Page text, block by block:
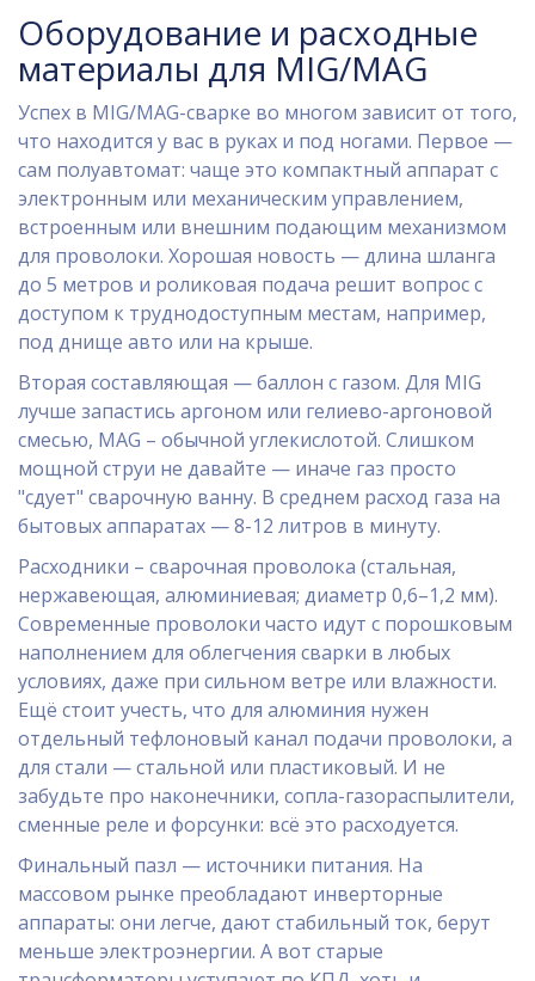
Оборудование и расходные
материалы для MIG/MAG
Успех в MIG/MAG-сварке во многом зависит от того,
что находится у вас в руках и под ногами. Первое —
сам полуавтомат: чаще это компактный аппарат с
электронным или механическим управлением,
встроенным или внешним подающим механизмом
для проволоки. Хорошая новость — длина шланга
до 5 метров и роликовая подача решит вопрос с
доступом к труднодоступным местам, например,
под днище авто или на крыше.
Вторая составляющая — баллон с газом. Для MIG
лучше запастись аргоном или гелиево-аргоновой
смесью, MAG – обычной углекислотой. Слишком
мощной струи не давайте — иначе газ просто
"сдует" сварочную ванну. В среднем расход газа на
бытовых аппаратах — 8-12 литров в минуту.
Расходники – сварочная проволока (стальная,
нержавеющая, алюминиевая; диаметр 0,6–1,2 мм).
Современные проволоки часто идут с порошковым
наполнением для облегчения сварки в любых
условиях, даже при сильном ветре или влажности.
Ещё стоит учесть, что для алюминия нужен
отдельный тефлоновый канал подачи проволоки, а
для стали — стальной или пластиковый. И не
забудьте про наконечники, сопла-газораспылители,
сменные реле и форсунки: всё это расходуется.
Финальный пазл — источники питания. На
массовом рынке преобладают инверторные
аппараты: они легче, дают стабильный ток, берут
меньше электроэнергии. А вот старые